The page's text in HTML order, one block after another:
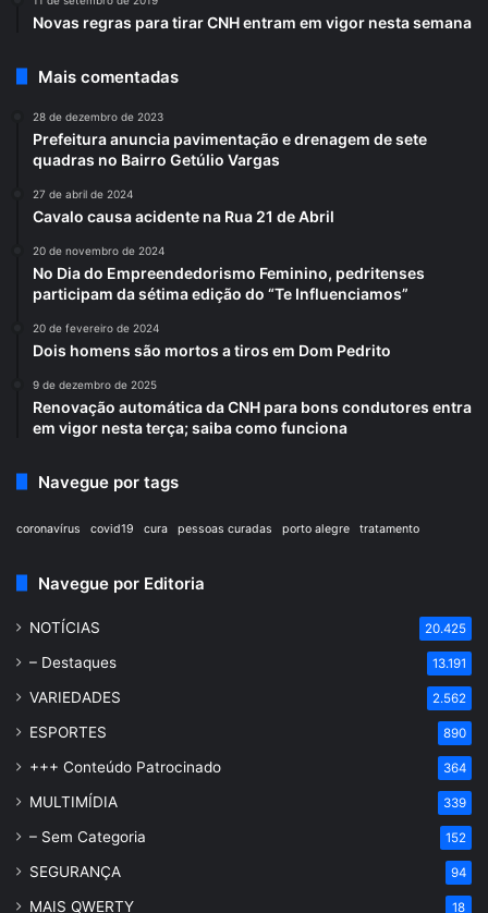
Novas regras para tirar CNH entram em vigor nesta semana
Mais comentadas
28 de dezembro de 2023
Prefeitura anuncia pavimentação e drenagem de sete
quadras no Bairro Getúlio Vargas
27 de abril de 2024
Cavalo causa acidente na Rua 21 de Abril
20 de novembro de 2024
No Dia do Empreendedorismo Feminino, pedritenses
participam da sétima edição do “Te Influenciamos”
20 de fevereiro de 2024
Dois homens são mortos a tiros em Dom Pedrito
9 de dezembro de 2025
Renovação automática da CNH para bons condutores entra
em vigor nesta terça; saiba como funciona
Navegue por tags
coronavírus covid19 cura pessoas curadas porto alegre tratamento
Navegue por Editoria
NOTÍCIAS 20.425
– Destaques 13.191
VARIEDADES 2.562
ESPORTES 890
+++ Conteúdo Patrocinado 364
MULTIMÍDIA 339
– Sem Categoria 152
SEGURANÇA 94
MAIS QWERTY 18